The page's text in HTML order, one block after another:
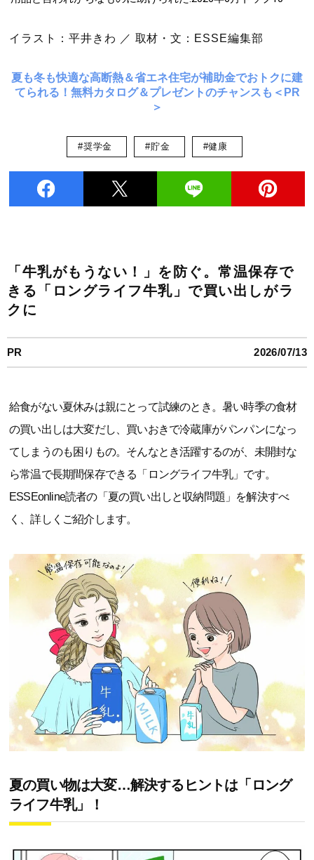
イラスト：平井きわ ／ 取材・文：ESSE編集部
夏も冬も快適な高断熱＆省エネ住宅が補助金でおトクに建
てられる！無料カタログ＆プレゼントのチャンスも＜PR
＞
#奨学金 #貯金 #健康
「牛乳がもうない！」を防ぐ。常温保存で
きる「ロングライフ牛乳」で買い出しがラ
クに
PR 2026/07/13
給食がない夏休みは親にとって試練のとき。暑い時季の食材
の買い出しは大変だし、買いおきで冷蔵庫がパンパンになっ
てしまうのも困りもの。そんなとき活躍するのが、未開封な
ら常温で長期間保存できる「ロングライフ牛乳」です。
ESSEonline読者の「夏の買い出しと収納問題」を解決すべ
く、詳しくご紹介します。
夏の買い物は大変…解決するヒントは「ロング
ライフ牛乳」！